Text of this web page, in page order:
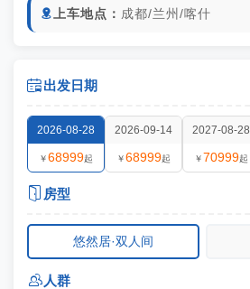
 上车地点： 成都/兰州/喀什
出发日期
2026-08-28
￥68999起
2026-09-14
￥68999起
2027-08-28
￥70999起
 房型
悠然居·双人间
 人群